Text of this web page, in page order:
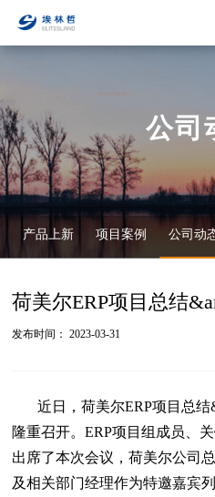
公司
产品上新 项目案例 公司动
荷美尔ERP项目总结
发布时间： 2023-03-31
近日，荷美尔ERP项目总结
隆重召开。ERP项目组成员、
出席了本次会议，荷美尔公司
及相关部门经理作为特邀嘉宾列